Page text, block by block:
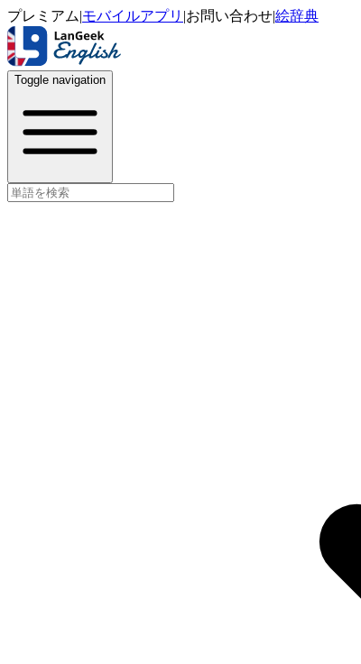
プレミアム|モバイルアプリ |お問い合わせ|絵辞典
Toggle navigation